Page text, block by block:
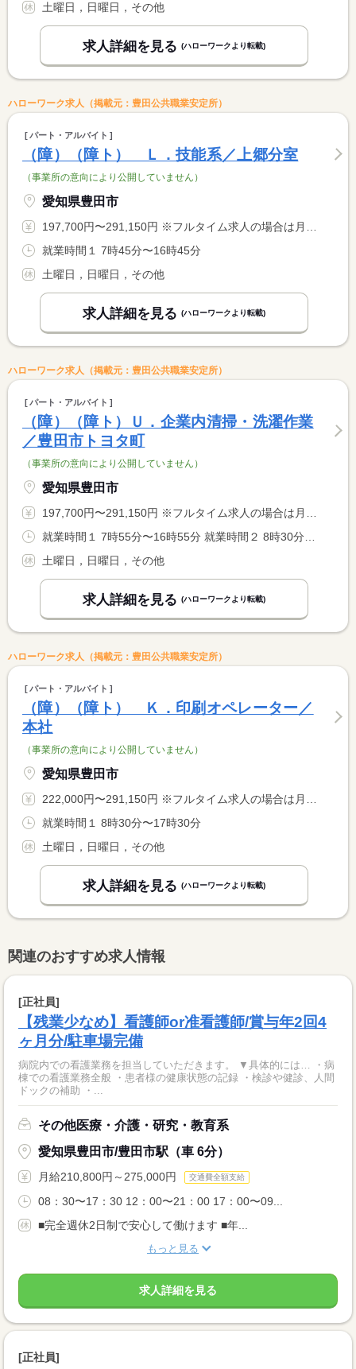
土曜日，日曜日，その他
求人詳細を見る (ハローワークより転載)
ハローワーク求人（掲載元：豊田公共職業安定所）
パート・アルバイト
（障）（障ト） Ｌ．技能系／上郷分室
（事業所の意向により公開していません）
愛知県豊田市
197,700円〜291,150円 ※フルタイム求人の場合は月額（換算額）、パート求人の場合は時間額を表示しています。
就業時間１ 7時45分〜16時45分
土曜日，日曜日，その他
求人詳細を見る (ハローワークより転載)
ハローワーク求人（掲載元：豊田公共職業安定所）
パート・アルバイト
（障）（障ト）Ｕ．企業内清掃・洗濯作業
／豊田市トヨタ町
（事業所の意向により公開していません）
愛知県豊田市
197,700円〜291,150円 ※フルタイム求人の場合は月額（換算額）、パート求人の場合は時間額を表示しています。
土曜日，日曜日，その他
求人詳細を見る (ハローワークより転載)
ハローワーク求人（掲載元：豊田公共職業安定所）
パート・アルバイト
（障）（障ト） Ｋ．印刷オペレーター／
本社
（事業所の意向により公開していません）
愛知県豊田市
222,000円〜291,150円 ※フルタイム求人の場合は月額（換算額）、パート求人の場合は時間額を表示しています。
就業時間１ 8時30分〜17時30分
土曜日，日曜日，その他
求人詳細を見る (ハローワークより転載)
関連のおすすめ求人情報
[正社員]
【残業少なめ】看護師or准看護師/賞与年2回4
ヶ月分/駐車場完備
病院内での看護業務を担当していただきます。 ▼具体的には… ・病
棟での看護業務全般 ・患者様の健康状態の記録 ・検診や健診、人間
ドックの補助 ・...
その他医療・介護・研究・教育系
愛知県豊田市/豊田市駅（車 6分）
月給210,800円～275,000円 交通費全額支給
08：30〜17：30 12：00〜21：00 17：00〜09...
■完全週休2日制で安心して働けます ■年...
もっと見る
求人詳細を見る
[正社員]